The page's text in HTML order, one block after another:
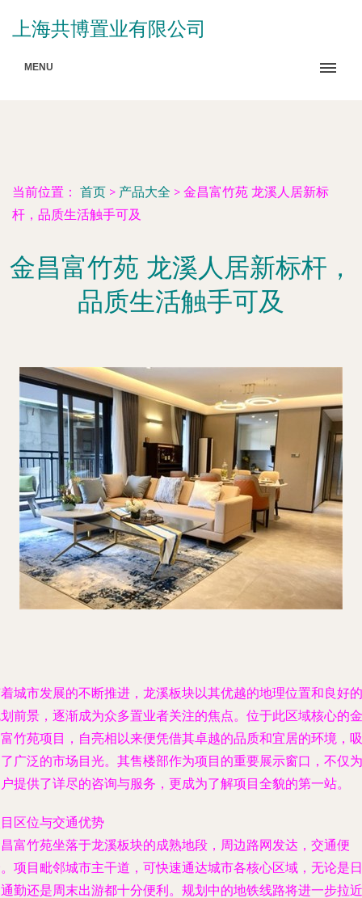
上海共博置业有限公司
MENU
当前位置： 首页 > 产品大全 > 金昌富竹苑 龙溪人居新标
杆，品质生活触手可及
金昌富竹苑 龙溪人居新标杆，
品质生活触手可及
城市发展的不断推进，龙溪板块以其优越的地理位置和良好的
前景，逐渐成为众多置业者关注的焦点。位于此区域核心的金
竹苑项目，自亮相以来便凭借其卓越的品质和宜居的环境，吸
广泛的市场目光。其售楼部作为项目的重要展示窗口，不仅为
提供了详尽的咨询与服务，更成为了解项目全貌的第一站。
区位与交通优势
富竹苑坐落于龙溪板块的成熟地段，周边路网发达，交通便
项目毗邻城市主干道，可快速通达城市各核心区域，无论是日
勤还是周末出游都十分便利。规划中的地铁线路将进一步拉近